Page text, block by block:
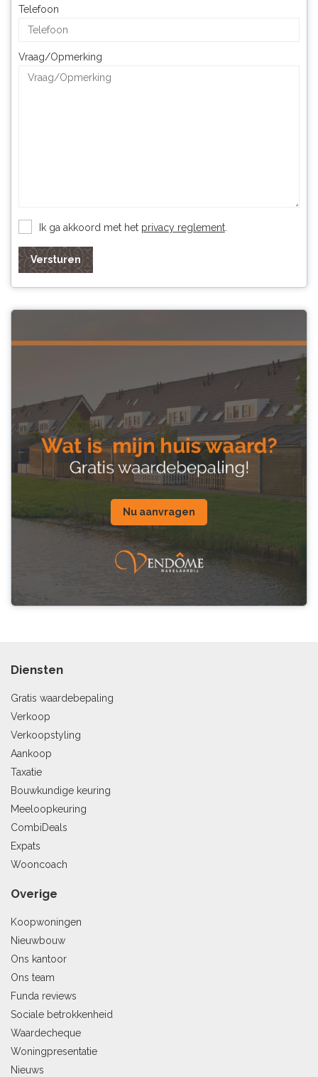
Telefoon
Vraag/Opmerking
Ik ga akkoord met het privacy reglement.
Versturen
Nu aanvragen
Diensten
Gratis waardebepaling
Verkoop
Verkoopstyling
Aankoop
Taxatie
Bouwkundige keuring
Meeloopkeuring
CombiDeals
Expats
Wooncoach
Overige
Koopwoningen
Nieuwbouw
Ons kantoor
Ons team
Funda reviews
Sociale betrokkenheid
Waardecheque
Woningpresentatie
Nieuws